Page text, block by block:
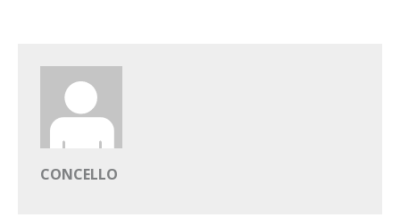
CONCELLO